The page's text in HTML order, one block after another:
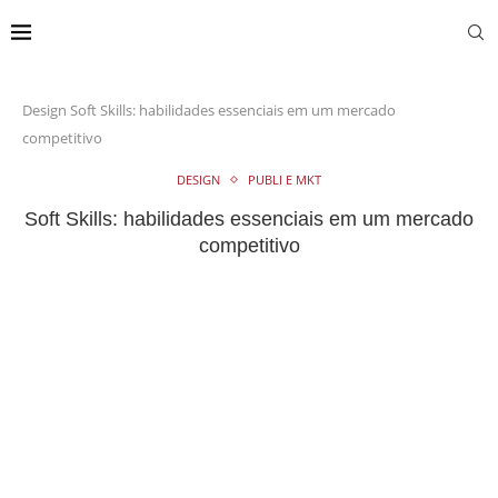
Design Soft Skills: habilidades essenciais em um mercado
competitivo
DESIGN PUBLI E MKT
Soft Skills: habilidades essenciais em um mercado
competitivo